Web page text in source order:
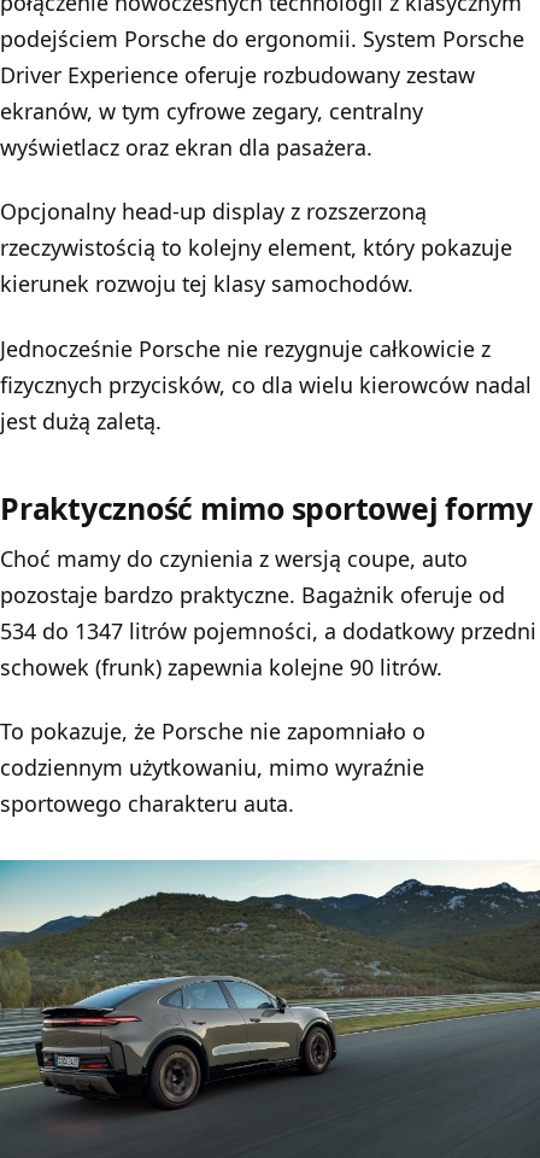
podejściem Porsche do ergonomii. System Porsche
Driver Experience oferuje rozbudowany zestaw
ekranów, w tym cyfrowe zegary, centralny
wyświetlacz oraz ekran dla pasażera.
Opcjonalny head-up display z rozszerzoną
rzeczywistością to kolejny element, który pokazuje
kierunek rozwoju tej klasy samochodów.
Jednocześnie Porsche nie rezygnuje całkowicie z
fizycznych przycisków, co dla wielu kierowców nadal
jest dużą zaletą.
Praktyczność mimo sportowej formy
Choć mamy do czynienia z wersją coupe, auto
pozostaje bardzo praktyczne. Bagażnik oferuje od
534 do 1347 litrów pojemności, a dodatkowy przedni
schowek (frunk) zapewnia kolejne 90 litrów.
To pokazuje, że Porsche nie zapomniało o
codziennym użytkowaniu, mimo wyraźnie
sportowego charakteru auta.